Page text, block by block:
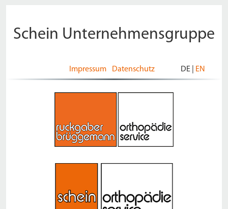
Schein Unternehmensgruppe
Impressum Datenschutz DE| EN